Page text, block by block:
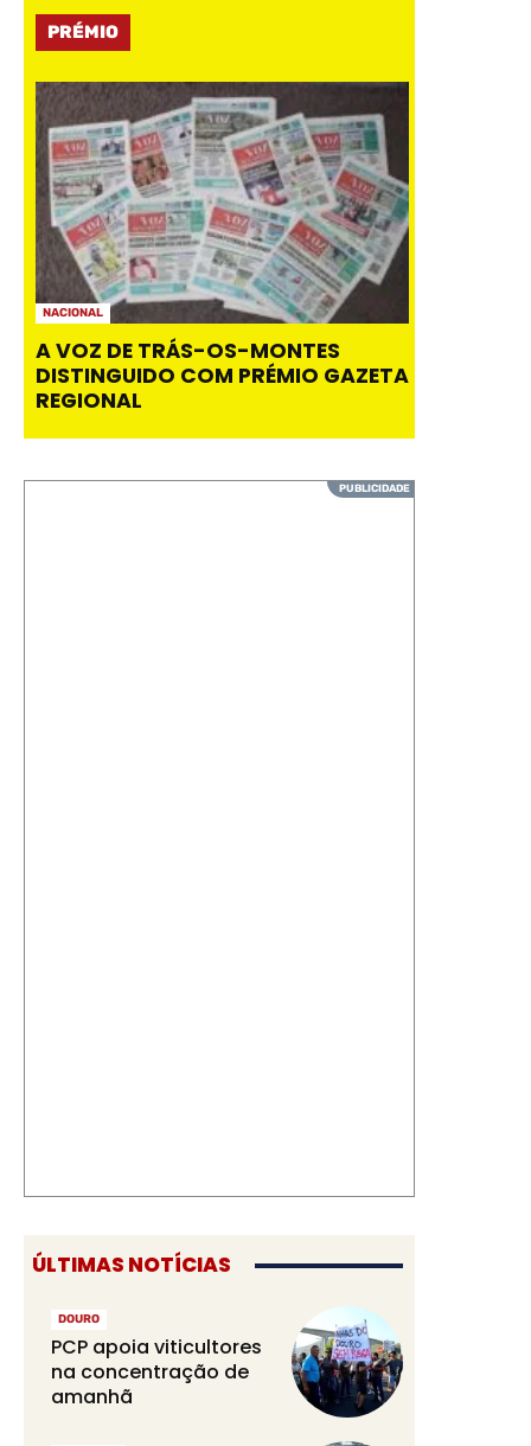
PRÉMIO
NACIONAL
A VOZ DE TRÁS-OS-MONTES
DISTINGUIDO COM PRÉMIO GAZETA
REGIONAL
ÚLTIMAS NOTÍCIAS
DOURO
PCP apoia viticultores
na concentração de
amanhã